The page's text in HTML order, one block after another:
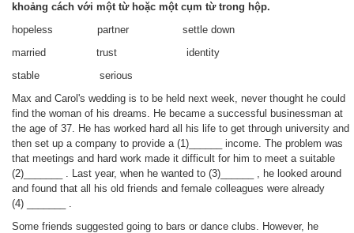
khoảng cách với một từ hoặc một cụm từ trong hộp.
hopeless partner settle down
married trust identity
stable serious
Max and Carol's wedding is to be held next week, never thought he could
find the woman of his dreams. He became a successful businessman at
the age of 37. He has worked hard all his life to get through university and
then set up a company to provide a (1)______ income. The problem was
that meetings and hard work made it difficult for him to meet a suitable
(2)_______ . Last year, when he wanted to (3)______ , he looked around
and found that all his old friends and female colleagues were already
(4) _______ .
Some friends suggested going to bars or dance clubs. However, he